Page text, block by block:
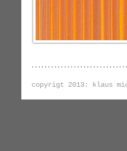
copyrigt 2013: klaus